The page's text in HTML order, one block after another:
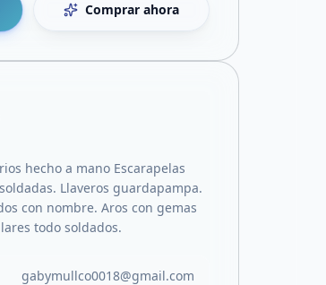
Comprar ahora
hecho a mano Escarapelas
Llaveros guardapampa.
con nombre. Aros con gemas
todo soldados.
gabymullco0018@gmail.com